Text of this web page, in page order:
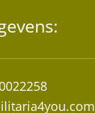
productpagina